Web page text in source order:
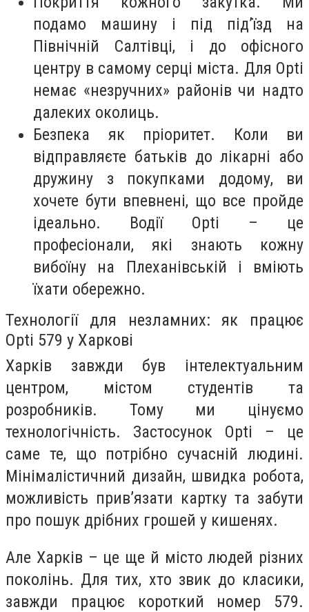
подамо машину і під під’їзд на
Північній Салтівці, і до офісного
центру в самому серці міста. Для Opti
немає «незручних» районів чи надто
далеких околиць.
Безпека як пріоритет. Коли ви
відправляєте батьків до лікарні або
дружину з покупками додому, ви
хочете бути впевнені, що все пройде
ідеально. Водії Opti – це
професіонали, які знають кожну
вибоїну на Плеханівській і вміють
їхати обережно.
Технології для незламних: як працює
Opti 579 у Харкові
Харків завжди був інтелектуальним
центром, містом студентів та
розробників. Тому ми цінуємо
технологічність. Застосунок Opti – це
саме те, що потрібно сучасній людині.
Мінімалістичний дизайн, швидка робота,
можливість прив’язати картку та забути
про пошук дрібних грошей у кишенях.
Але Харків – це ще й місто людей різних
поколінь. Для тих, хто звик до класики,
завжди працює короткий номер 579.